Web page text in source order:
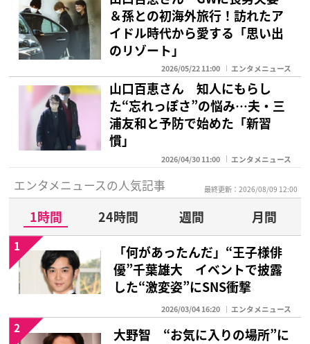
＆孫との初海外旅行！訪れたア
イドル時代から愛する「思い出
のリゾート」
2026/05/22 11:00 エンタメニュース
山口百恵さん 知人にもらし
た“忘れっぽさ”の悩み…夫・三
浦友和と予防で始めた「新習
慣」
2026/04/30 11:00 エンタメニュース
エンタメニュースの人気記事 最終更新：2026/08/09 12:00
1時間 24時間 週間
月間
「何があったんだ」“王子様俳
優”千葉雄大 イベントで披露
した“激変姿”にSNS衝撃
2026/03/04 16:20 エンタメニュース
1
大野智 “お気に入りの場所”に
2